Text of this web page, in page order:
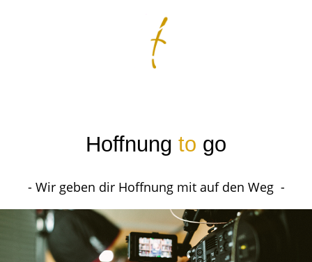
Hoffnung to go
- Wir geben dir Hoffnung mit auf den Weg -